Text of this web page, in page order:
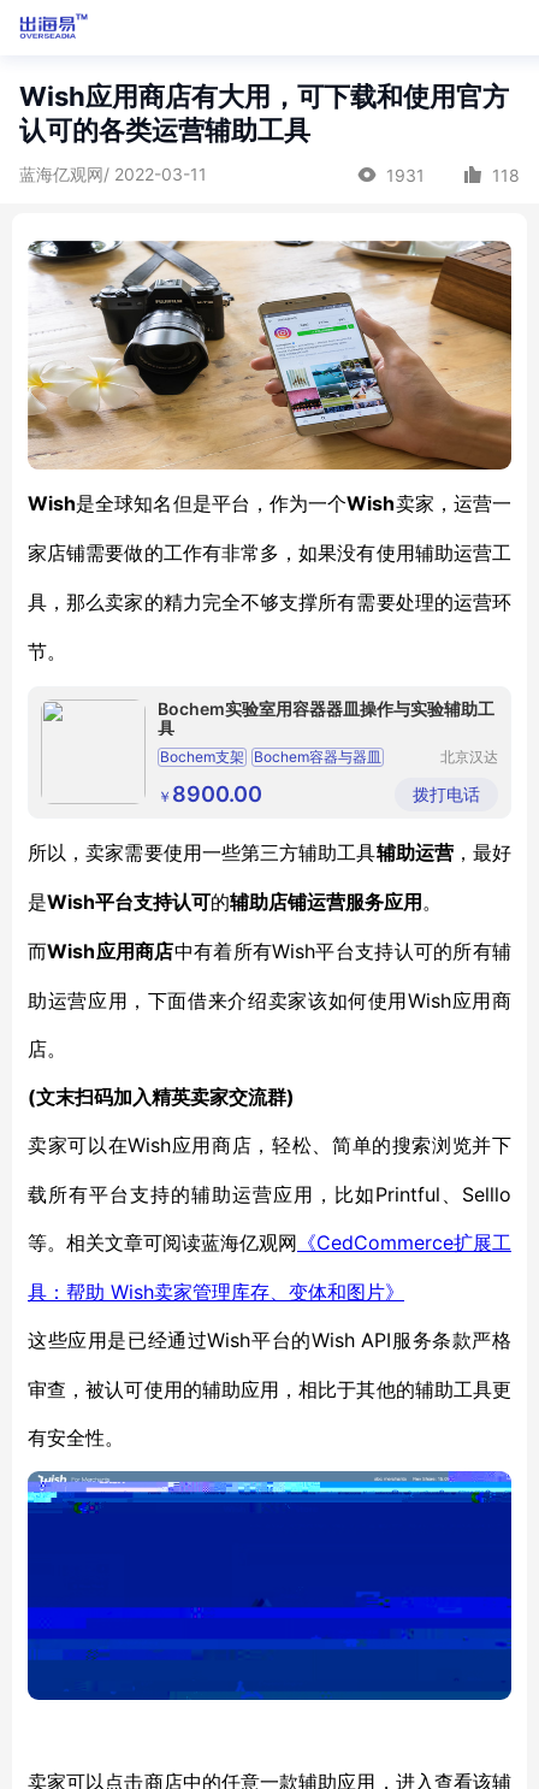
Wish应用商店有大用，可下载和使用官方
认可的各类运营辅助工具
蓝海亿观网/ 2022-03-11 1931 118
Wish是全球知名但是平台，作为一个Wish卖家，运营一
家店铺需要做的工作有非常多，如果没有使用辅助运营工
具，那么卖家的精力完全不够支撑所有需要处理的运营环
节。
Bochem实验室用容器器皿操作与实验辅助工
具
Bochem支架 Bochem容器与器皿
Bochem搅拌与操作工具
Bochem实验室钳
北京汉达
术有限公
司
￥ 8900.00 拨打电话
所以，卖家需要使用一些第三方辅助工具辅助运营，最好
是Wish平台支持认可的辅助店铺运营服务应用 。
而Wish应用商店中有着所有Wish平台支持认可的所有辅
助运营应用，下面借来介绍卖家该如何使用Wish应用商
店。
(文末扫码加入精英卖家交流群)
卖家可以在Wish应用商店，轻松、简单的搜索浏览并下
载所有平台支持的辅助运营应用，比如Printful、Selllo
等。相关文章可阅读蓝海亿观网 《CedCommerce扩展工
具：帮助 Wish卖家管理库存、变体和图片》
这些应用是已经通过Wish平台的Wish API服务条款严格
审查，被认可使用的辅助应用，相比于其他的辅助工具更
有安全性。
卖家可以点击商店中的任意一款辅助应用，进入查看该辅